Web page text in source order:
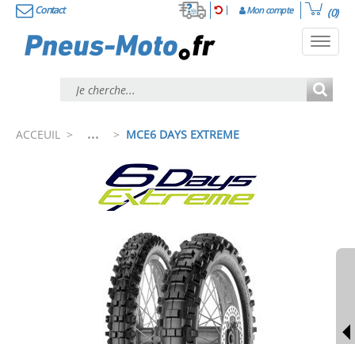
Contact Mon compte (0)
ACCEUIL > ... > MCE6 DAYS EXTREME